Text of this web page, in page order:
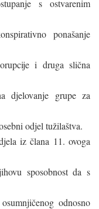
s ostvarenim
ponašanje
i druga slična
djelovanje grupe za
odjel tužilaštva.
iz člana 11. ovoga
sposobnost da s
odnosno